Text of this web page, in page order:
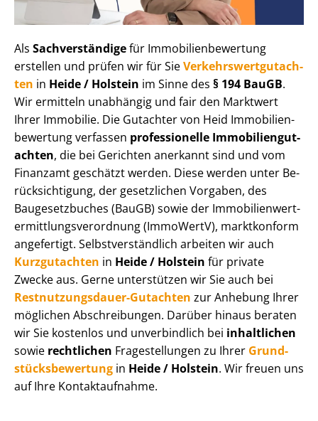
Als Sachverständigefür Im­mo­bi­li­en­be­wer­tung
erstellen und prüfen wir für SieVer­kehrs­wert­gut­ach­
ten in Heide / Holstein im Sinne des § 194 BauGB.
Wir ermitteln unabhängig und fair den Marktwert
Ihrer Immobilie. Die Gutachter von Heid Im­mo­bi­li­en­
be­wer­tung verfassen professionelle Im­mo­bi­li­en­gut­
ach­ten, die bei Gerichten anerkannt sind und vom
Finanzamt geschätzt werden. Diese werden unter Be­
rück­sich­ti­gung, der gesetzlichen Vorgaben, des
Baugesetzbuches (BauGB) sowie der Im­mo­bi­li­en­wert­
ermitt­lungs­ver­ord­nung (ImmoWertV), marktkonform
angefertigt. Selbst­ver­ständ­lich arbeiten wir auch
Kurzgutachten in Heide / Holstein für private
Zwecke aus. Gerne unterstützen wir Sie auch bei
Rest­nut­zungs­dau­er-Gutachten zur Anhebung Ihrer
möglichen Abschreibungen. Darüber hinaus beraten
wir Sie kostenlos und unverbindlich bei inhaltlichen
sowie rechtlichen Fragestellungen zu Ihrer Grund­
stücks­be­wer­tung in Heide / Holstein. Wir freuen uns
auf Ihre Kontaktaufnahme.